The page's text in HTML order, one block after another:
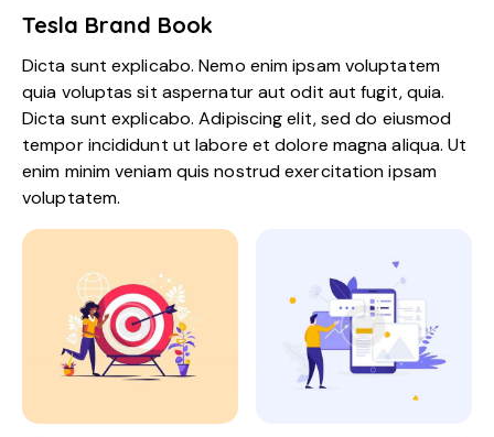
Tesla Brand Book
Dicta sunt explicabo. Nemo enim ipsam voluptatem
quia voluptas sit aspernatur aut odit aut fugit, quia.
Dicta sunt explicabo. Adipiscing elit, sed do eiusmod
tempor incididunt ut labore et dolore magna aliqua. Ut
enim minim veniam quis nostrud exercitation ipsam
voluptatem.